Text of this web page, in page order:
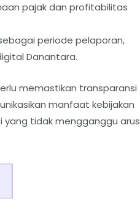
pajak dan profitabilitas
periode pelaporan,
Danantara.
memastikan transparansi
manfaat kebijakan
tidak mengganggu arus